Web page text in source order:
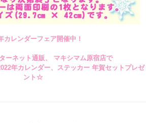
カレンダーフェア開催中！
ーネット通販、 マキシマム原宿店で
年カレンダー、ステッカー 年賀セットプレゼ
ント☆